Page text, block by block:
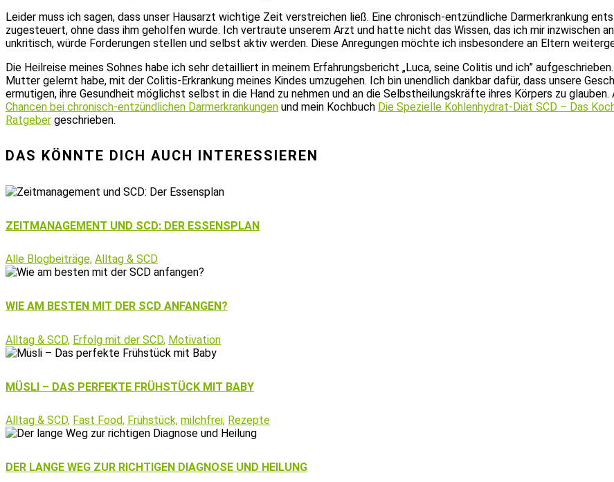
Leider muss ich sagen, dass unser Hausarzt wichtige Zeit verstreichen ließ. Eine chronisch-entzündliche Darmerkrankung
zugesteuert, ohne dass ihm geholfen wurde. Ich vertraute unserem Arzt und hatte nicht das Wissen, das ich mir inzwischen
unkritisch, würde Forderungen stellen und selbst aktiv werden. Diese Anregungen möchte ich insbesondere an Eltern
Die Heilreise meines Sohnes habe ich sehr detailliert in meinem Erfahrungsbericht „Luca, seine Colitis und ich”
Mutter gelernt habe, mit der Colitis-Erkrankung meines Kindes umzugehen. Ich bin unendlich dankbar dafür, dass unsere
ermutigen, ihre Gesundheit möglichst selbst in die Hand zu nehmen und an die Selbstheilungskräfte ihres Körpers zu glauben.
Chancen bei chronisch-entzündlichen Darmerkrankungen und mein Kochbuch Die Spezielle Kohlenhydrat-Diät SCD – Das
Ratgeber geschrieben.
DAS KÖNNTE DICH AUCH INTERESSIEREN
ZEITMANAGEMENT UND SCD: DER ESSENSPLAN
Alle Blogbeiträge, Alltag & SCD
WIE AM BESTEN MIT DER SCD ANFANGEN?
Alltag & SCD, Erfolg mit der SCD, Motivation
MÜSLI – DAS PERFEKTE FRÜHSTÜCK MIT BABY
Alltag & SCD, Fast Food, Frühstück, milchfrei, Rezepte
DER LANGE WEG ZUR RICHTIGEN DIAGNOSE UND HEILUNG